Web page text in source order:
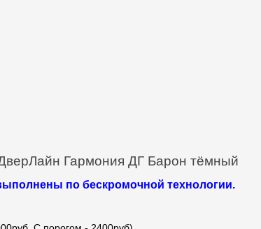
Гармония ДГ Барон тёмный
по бескромочной технологии.